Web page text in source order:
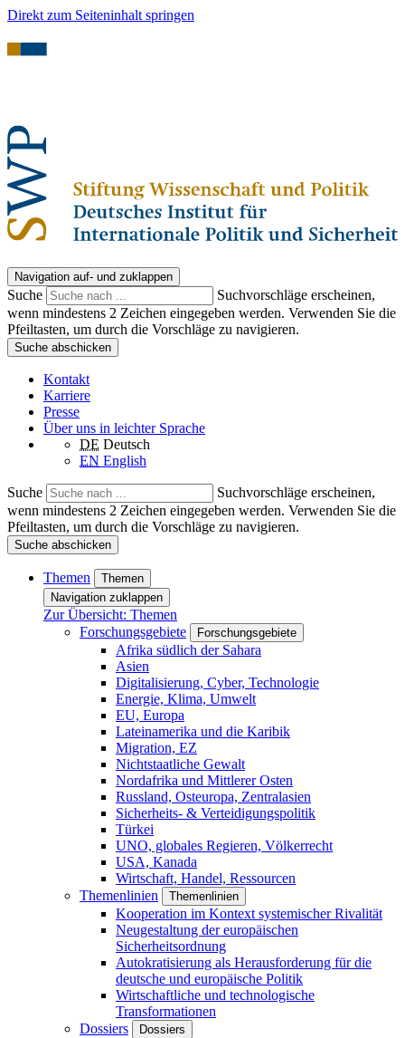
Direkt zum Seiteninhalt springen
Navigation auf- und zuklappen
Suche
Suchvorschläge erscheinen,
wenn mindestens 2 Zeichen eingegeben werden. Verwenden Sie die
Pfeiltasten, um durch die Vorschläge zu navigieren.
Suche abschicken
Kontakt
Karriere
Presse
Über uns in leichter Sprache
DE Deutsch
EN English
Suche
Suchvorschläge erscheinen,
wenn mindestens 2 Zeichen eingegeben werden. Verwenden Sie die
Pfeiltasten, um durch die Vorschläge zu navigieren.
Suche abschicken
Themen
Themen
Navigation zuklappen
Zur Übersicht: Themen
Forschungsgebiete
Forschungsgebiete
Afrika südlich der Sahara
Asien
Digitalisierung, Cyber, Technologie
Energie, Klima, Umwelt
EU, Europa
Lateinamerika und die Karibik
Migration, EZ
Nichtstaatliche Gewalt
Nordafrika und Mittlerer Osten
Russland, Osteuropa, Zentralasien
Sicherheits- & Verteidigungspolitik
Türkei
UNO, globales Regieren, Völkerrecht
USA, Kanada
Wirtschaft, Handel, Ressourcen
Themenlinien
Themenlinien
Kooperation im Kontext systemischer Rivalität
Neugestaltung der europäischen
Sicherheitsordnung
Autokratisierung als Herausforderung für die
deutsche und europäische Politik
Wirtschaftliche und technologische
Transformationen
Dossiers
Dossiers